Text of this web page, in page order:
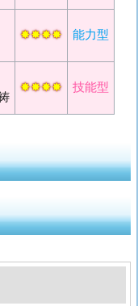
✸✸✸✸ 能力型
✸✸✸✸ 技能型